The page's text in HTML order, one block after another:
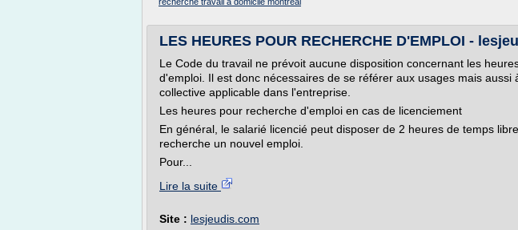
LES HEURES POUR RECHERCHE D'EMPLOI -
Le Code du travail ne prévoit aucune disposition concernant les
d'emploi. Il est donc nécessaires de se référer aux usages mais aussi
collective applicable dans l'entreprise.
Les heures pour recherche d'emploi en cas de licenciement
En général, le salarié licencié peut disposer de 2 heures de temps
recherche un nouvel emploi.
Pour...
Lire la suite
Site : lesjeudis.com